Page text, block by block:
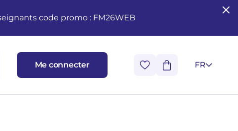
code promo : FM26WEB
Me connecter FR